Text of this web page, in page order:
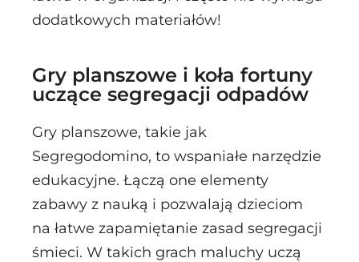
dodatkowych materiałów!
Gry planszowe i koła fortuny
uczące segregacji odpadów
Gry planszowe, takie jak
Segregodomino, to wspaniałe narzędzie
edukacyjne. Łączą one elementy
zabawy z nauką i pozwalają dzieciom
na łatwe zapamiętanie zasad segregacji
śmieci. W takich grach maluchy uczą